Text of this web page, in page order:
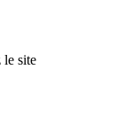
le site